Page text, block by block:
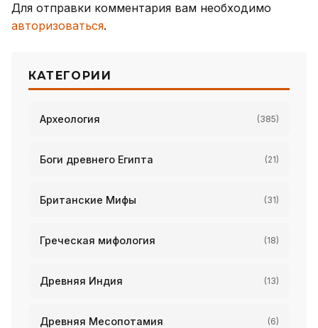
Для отправки комментария вам необходимо
авторизоваться.
КАТЕГОРИИ
Археология (385)
Боги древнего Египта (21)
Британские Мифы (31)
Греческая мифология (18)
Древняя Индия (13)
Древняя Месопотамия (6)